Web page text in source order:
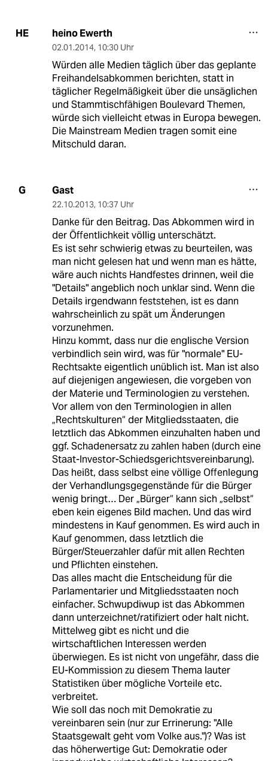
HE heino Ewerth
02.01.2014, 10:30 Uhr
Würden alle Medien täglich über das geplante
Freihandelsabkommen berichten, statt in
täglicher Regelmäßigkeit über die unsäglichen
und Stammtischfähigen Boulevard Themen,
würde sich vielleicht etwas in Europa bewegen.
Die Mainstream Medien tragen somit eine
Mitschuld daran.
G Gast
22.10.2013, 10:37 Uhr
Danke für den Beitrag. Das Abkommen wird in
der Öffentlichkeit völlig unterschätzt.
Es ist sehr schwierig etwas zu beurteilen, was
man nicht gelesen hat und wenn man es hätte,
wäre auch nichts Handfestes drinnen, weil die
"Details" angeblich noch unklar sind. Wenn die
Details irgendwann feststehen, ist es dann
wahrscheinlich zu spät um Änderungen
vorzunehmen.
Hinzu kommt, dass nur die englische Version
verbindlich sein wird, was für "normale" EU-
Rechtsakte eigentlich unüblich ist. Man ist also
auf diejenigen angewiesen, die vorgeben von
der Materie und Terminologien zu verstehen.
Vor allem von den Terminologien in allen
„Rechtskulturen“ der Mitgliedsstaaten, die
letztlich das Abkommen einzuhalten haben und
ggf. Schadenersatz zu zahlen haben (durch eine
Staat-Investor-Schiedsgerichtsvereinbarung).
Das heißt, dass selbst eine völlige Offenlegung
der Verhandlungsgegenstände für die Bürger
wenig bringt… Der „Bürger“ kann sich „selbst“
eben kein eigenes Bild machen. Und das wird
mindestens in Kauf genommen. Es wird auch in
Kauf genommen, dass letztlich die
Bürger/Steuerzahler dafür mit allen Rechten
und Pflichten einstehen.
Das alles macht die Entscheidung für die
Parlamentarier und Mitgliedsstaaten noch
einfacher. Schwupdiwup ist das Abkommen
dann unterzeichnet/ratifiziert oder halt nicht.
Mittelweg gibt es nicht und die
wirtschaftlichen Interessen werden
überwiegen. Es ist nicht von ungefähr, dass die
EU-Kommission zu diesem Thema lauter
Statistiken über mögliche Vorteile etc.
verbreitet.
Wie soll das noch mit Demokratie zu
vereinbaren sein (nur zur Errinerung: "Alle
Staatsgewalt geht vom Volke aus.")? Was ist
das höherwertige Gut: Demokratie oder